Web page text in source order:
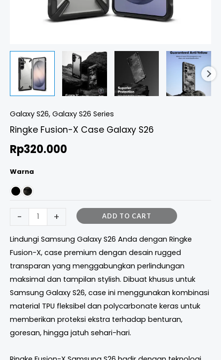
Galaxy S26, Galaxy S26 Series
Ringke Fusion-X Case Galaxy S26
Rp320.000
Warna
- + ADD TO CART
Lindungi Samsung Galaxy S26 Anda dengan Ringke
Fusion-X, case premium dengan desain rugged
transparan yang menggabungkan perlindungan
maksimal dan tampilan stylish. Dibuat khusus untuk
Samsung Galaxy S26, case ini menggunakan kombinasi
material TPU fleksibel dan polycarbonate keras untuk
memberikan proteksi ekstra terhadap benturan,
goresan, hingga jatuh sehari-hari.